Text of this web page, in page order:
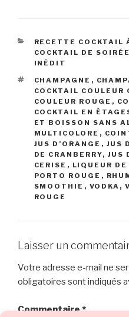
CATÉGORIES
RECETTE COCKTAIL
COCKTAIL DE SOIRÉE
INÉDIT
ÉTIQUETTES
CHAMPAGNE ,
COCKTAIL COULEUR
COULEUR ROUGE ,
COCKTAIL EN
ET BOISSON SANS
MULTICOLORE ,
JUS D’ORANGE , JUS
DE CRANBERRY, JUS
CERISE , LIQUEUR
PORTO ROUGE ,
SMOOTHIE , VODKA,
ROUGE
Laisser un
Votre adresse e-mail ne
obligatoires sont indiqués
Commentaire*